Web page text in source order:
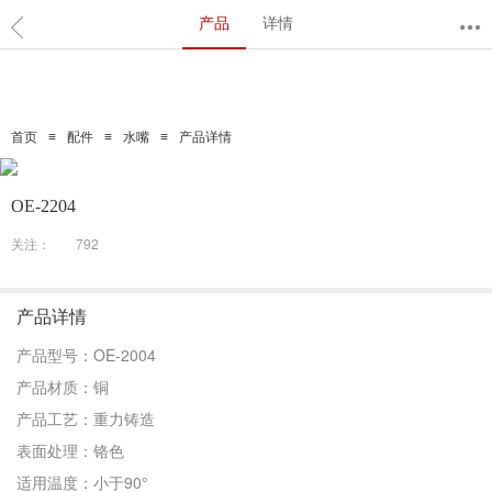
首页 ≡ 配件 ≡ 水嘴 ≡ 产品详情
产品 详情
OE-2204
关注：
792
产品详情
产品型号：OE-2004
产品材质：铜
产品工艺：重力铸造
表面处理：铬色
适用温度：小于90°